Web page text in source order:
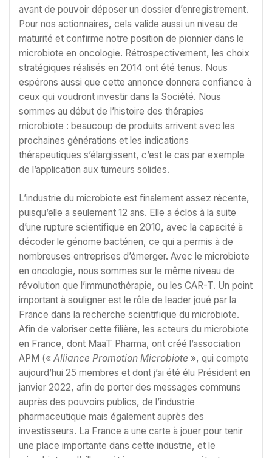
avant de pouvoir déposer un dossier d’enregistrement.
Pour nos actionnaires, cela valide aussi un niveau de
maturité et confirme notre position de pionnier dans le
microbiote en oncologie. Rétrospectivement, les choix
stratégiques réalisés en 2014 ont été tenus. Nous
espérons aussi que cette annonce donnera confiance à
ceux qui voudront investir dans la Société. Nous
sommes au début de l’histoire des thérapies
microbiote : beaucoup de produits arrivent avec les
prochaines générations et les indications
thérapeutiques s’élargissent, c’est le cas par exemple
de l’application aux tumeurs solides.
L’industrie du microbiote est finalement assez récente,
puisqu’elle a seulement 12 ans. Elle a éclos à la suite
d’une rupture scientifique en 2010, avec la capacité à
décoder le génome bactérien, ce qui a permis à de
nombreuses entreprises d’émerger. Avec le microbiote
en oncologie, nous sommes sur le même niveau de
révolution que l’immunothérapie, ou les CAR-T. Un point
important à souligner est le rôle de leader joué par la
France dans la recherche scientifique du microbiote.
Afin de valoriser cette filière, les acteurs du microbiote
en France, dont MaaT Pharma, ont créé l’association
APM (« Alliance Promotion Microbiote », qui compte
aujourd’hui 25 membres et dont j’ai été élu Président en
janvier 2022, afin de porter des messages communs
auprès des pouvoirs publics, de l’industrie
pharmaceutique mais également auprès des
investisseurs. La France a une carte à jouer pour tenir
une place importante dans cette industrie, et le